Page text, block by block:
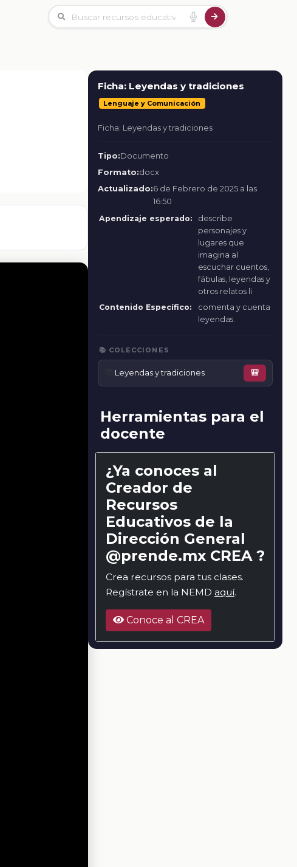
Ficha: Leyendas y tradiciones
Lenguaje y Comunicación
Ficha: Leyendas y tradiciones
Tipo:Documento
Formato:docx
Actualizado:6 de Febrero de 2025 a las
16:50
Apendizaje esperado:
describe
personajes y
lugares que
imagina al
escuchar cuentos,
fábulas, leyendas y
otros relatos li
Contenido Específico:
comenta y cuenta
leyendas.
📚 COLECCIONES
Leyendas y tradiciones 🎒
Herramientas para el
docente
¿Ya conoces al
Creador de
Recursos
Educativos de la
Dirección General
@prende.mx CREA ?
Crea recursos para tus clases.
Regístrate en la NEMD aquí.
Conoce al CREA